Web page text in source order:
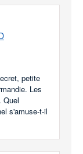
petite
Les
Quel
s'amuse-t-il